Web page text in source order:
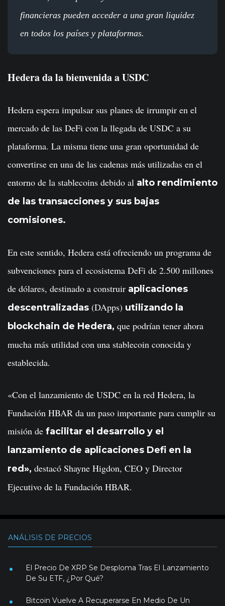
financieras pueden acceder a una gran liquidez
en todos los países y plataformas.
Hedera da la bienvenida a USDC
Hedera espera impulsar sus planes de irrumpir en el
mercado de las DeFi con la llegada de USDC a su
plataforma. La misma tiene una gran oportunidad de
convertirse en una de las cadenas más utilizadas en el
entorno de la stablecoins debido al alto rendimiento
de las transacciones y sus bajas
comisiones.
En este sentido, Hedera está ofreciendo un programa de
subvenciones para el ecosistema DeFi de 2.500 millones
de dólares, destinado a construir aplicaciones
descentralizadas (DApps) utilizando la
blockchain de Hedera, que podrían tener ahora
mucha más utilidad con una stablecoin conocida y
establecida.
«Con el lanzamiento de USDC en la red Hedera, la
Fundación HBAR da un paso importante para cumplir su
misión de facilitar el desarrollo y el
lanzamiento de aplicaciones Defi en la
red», destacó Shayne Higdon, CEO y Director
Ejecutivo de la Fundación HBAR.
ANÁLISIS DE PRECIOS
El Precio De XRP Se Desploma Tras El Lanzamiento
De Su ETF, ¿Por Qué?
Bitcoin Vuelve A Recuperarse En Medio De Un